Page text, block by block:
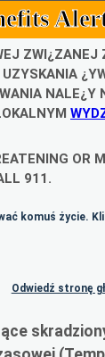
ZWI¿ZANEJ
NALE¿Y
OR
911.
komuś życie.
Odwiedź stronę